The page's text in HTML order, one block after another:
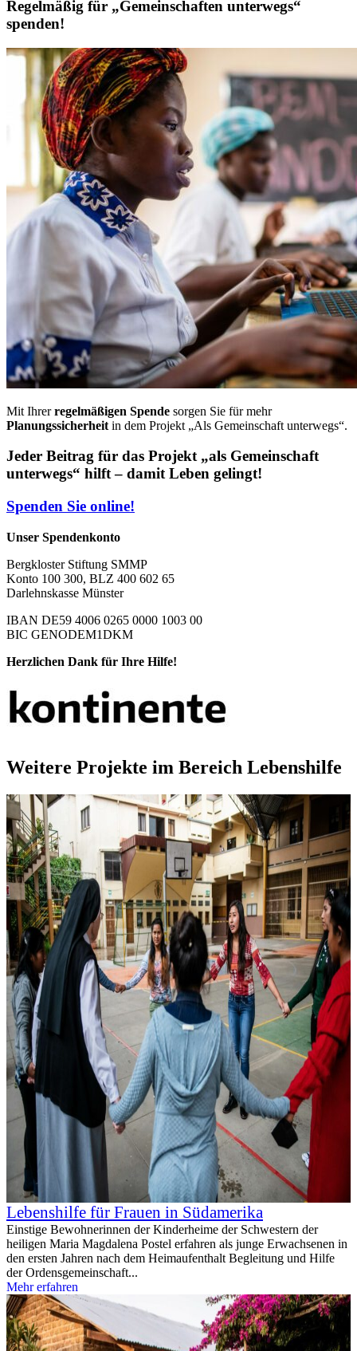
Regelmäßig für „Gemeinschaften unterwegs“
spenden!
Mit Ihrerregelmäßigen Spende sorgen Sie für mehr
Planungssicherheit in dem Projekt „Als Gemeinschaft unterwegs“.
Jeder Beitrag für das Projekt „als Gemeinschaft
unterwegs“ hilft – damit Leben gelingt!
Spenden Sie online!
Unser Spendenkonto
Bergkloster Stiftung SMMP
Konto 100 300, BLZ 400 602 65
Darlehnskasse Münster
IBAN DE59 4006 0265 0000 1003 00
BIC GENODEM1DKM
Herzlichen Dank für Ihre Hilfe!
Weitere Projekte im Bereich Lebenshilfe
Lebenshilfe für Frauen in Südamerika
Einstige Bewohnerinnen der Kinderheime der Schwestern der
heiligen Maria Magdalena Postel erfahren als junge Erwachsenen in
den ersten Jahren nach dem Heimaufenthalt Begleitung und Hilfe
der Ordensgemeinschaft...
Mehr erfahren